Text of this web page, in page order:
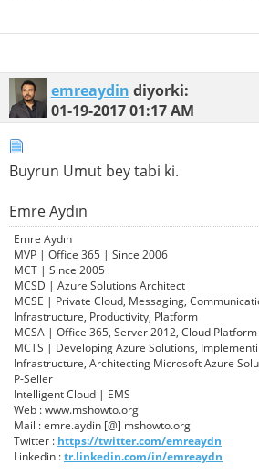
emreaydin diyorki:
01-19-201701:17 AM
Buyrun Umut bey tabi ki.
Emre Aydın
Emre Aydın
MVP | Office 365 | Since 2006
MCT | Since 2005
MCSD | Azure Solutions Architect
MCSE | Private Cloud, Messaging,
Infrastructure, Productivity, Platform
MCSA | Office 365, Server 2012, Cloud Platform
MCTS | Developing Azure Solutions,
Infrastructure, Architecting Microsoft Azure
P-Seller
Intelligent Cloud | EMS
Web : www.mshowto.org
Mail : emre.aydin [@] mshowto.org
Twitter : https://twitter.com/emreaydn
Linkedin :tr.linkedin.com/in/emreaydn